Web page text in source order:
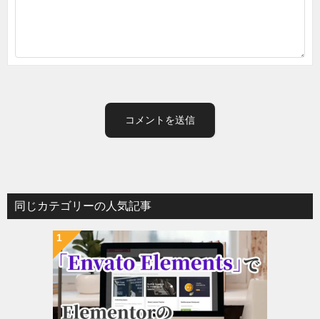
同じカテゴリーの人気記事